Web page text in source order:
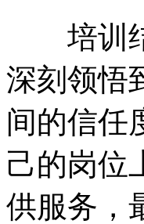
培训结
深刻领悟
间的信任
己的岗位
供服务，